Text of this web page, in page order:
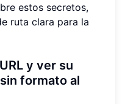
estos secretos,
ruta clara para la
y ver su
formato al